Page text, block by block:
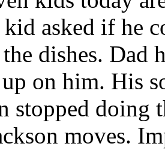
kid asked if he
dishes. Dad
on him. His
stopped doing
moves.